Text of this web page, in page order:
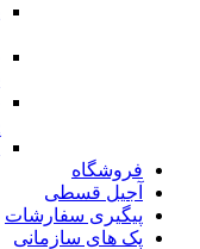
فروشگاه
آجیل قسطی
پیگیری سفارشات
پک های سازمانی